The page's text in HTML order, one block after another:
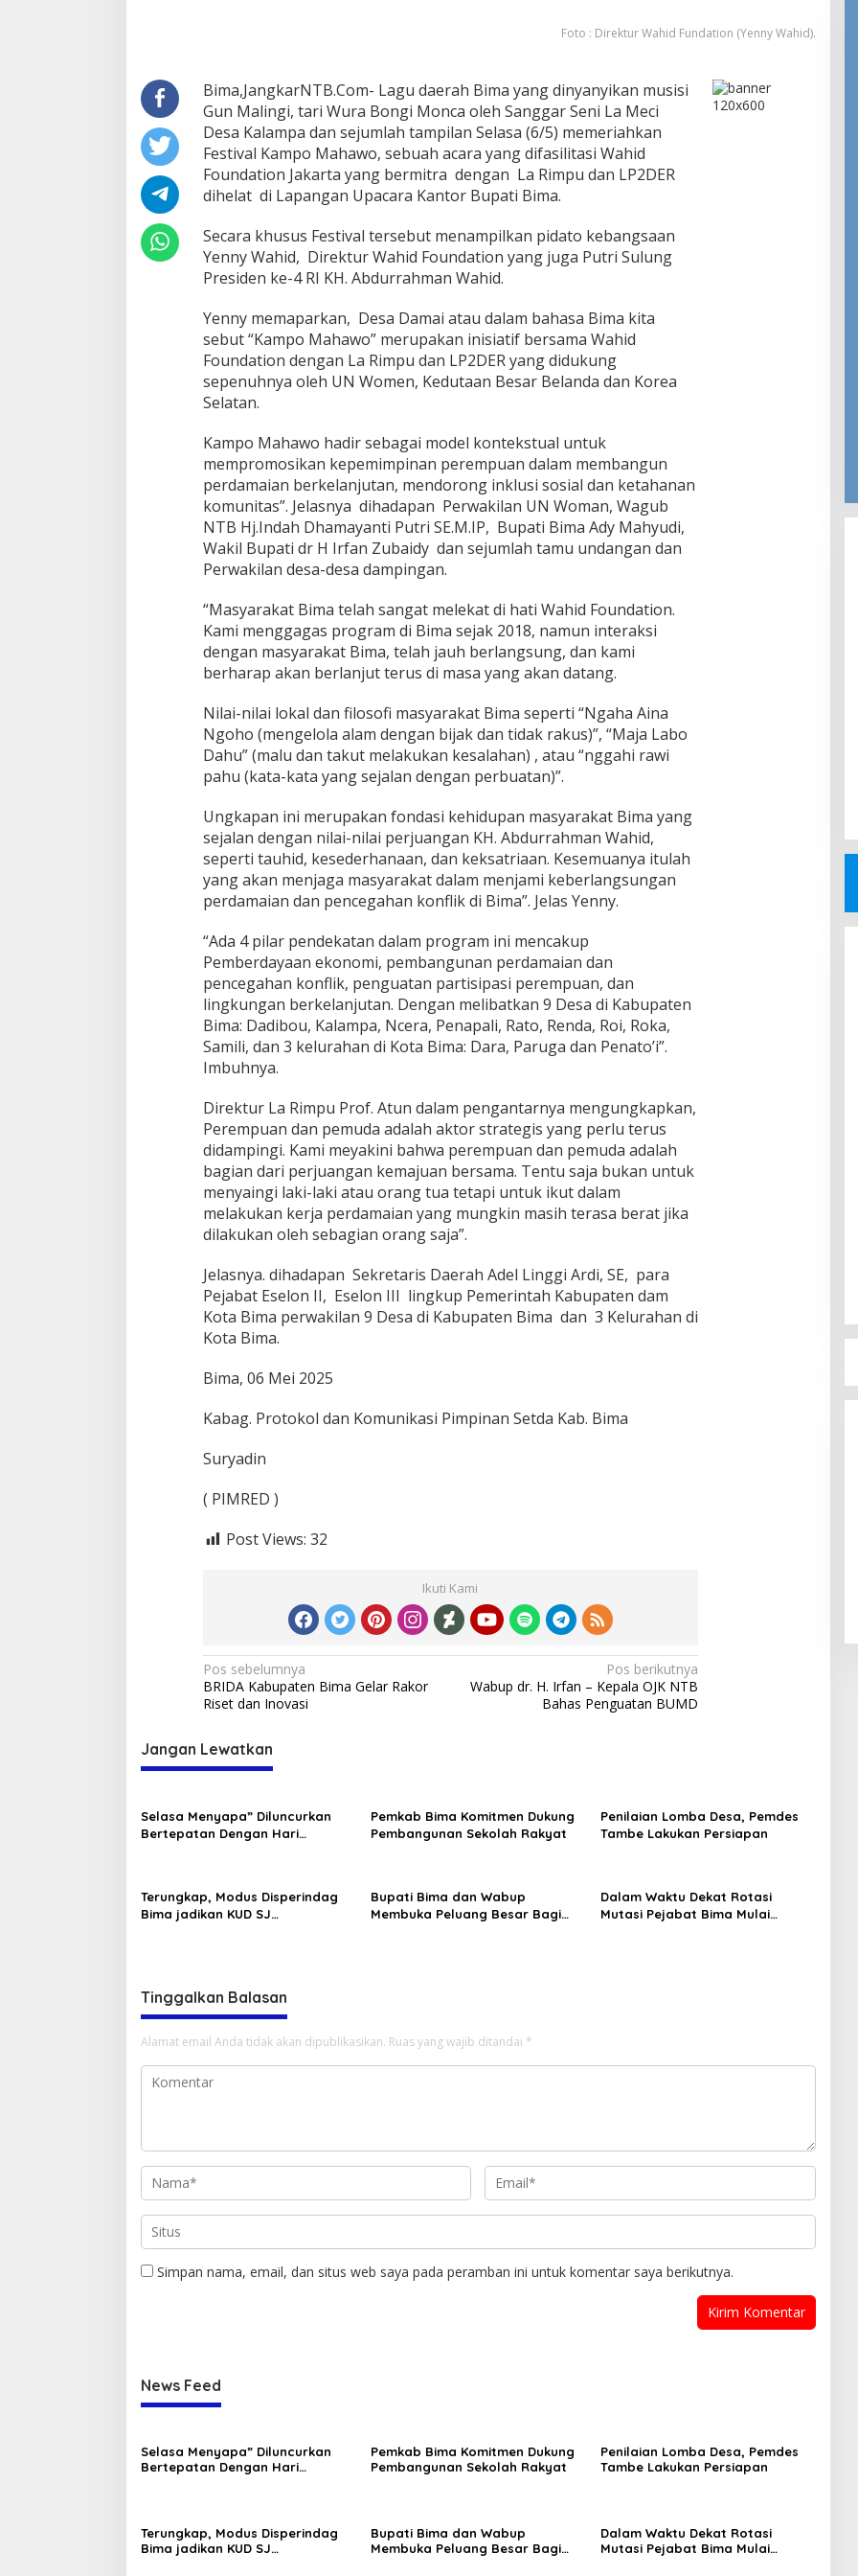
Foto : Direktur Wahid Fundation (Yenny Wahid).
Bima,JangkarNTB.Com- Lagu daerah Bima yang dinyanyikan musisi
Gun Malingi, tari Wura Bongi Monca oleh Sanggar Seni La Meci
Desa Kalampa dan sejumlah tampilan Selasa (6/5) memeriahkan
Festival Kampo Mahawo, sebuah acara yang difasilitasi Wahid
Foundation Jakarta yang bermitra dengan La Rimpu dan LP2DER
dihelat di Lapangan Upacara Kantor Bupati Bima.
Secara khusus Festival tersebut menampilkan pidato kebangsaan
Yenny Wahid, Direktur Wahid Foundation yang juga Putri Sulung
Presiden ke-4 RI KH. Abdurrahman Wahid.
Yenny memaparkan, Desa Damai atau dalam bahasa Bima kita
sebut “Kampo Mahawo” merupakan inisiatif bersama Wahid
Foundation dengan La Rimpu dan LP2DER yang didukung
sepenuhnya oleh UN Women, Kedutaan Besar Belanda dan Korea
Selatan.
Kampo Mahawo hadir sebagai model kontekstual untuk
mempromosikan kepemimpinan perempuan dalam membangun
perdamaian berkelanjutan, mendorong inklusi sosial dan ketahanan
komunitas”. Jelasnya dihadapan Perwakilan UN Woman, Wagub
NTB Hj.Indah Dhamayanti Putri SE.M.IP, Bupati Bima Ady Mahyudi,
Wakil Bupati dr H Irfan Zubaidy dan sejumlah tamu undangan dan
Perwakilan desa-desa dampingan.
“Masyarakat Bima telah sangat melekat di hati Wahid Foundation.
Kami menggagas program di Bima sejak 2018, namun interaksi
dengan masyarakat Bima, telah jauh berlangsung, dan kami
berharap akan berlanjut terus di masa yang akan datang.
Nilai-nilai lokal dan filosofi masyarakat Bima seperti “Ngaha Aina
Ngoho (mengelola alam dengan bijak dan tidak rakus)”, “Maja Labo
Dahu” (malu dan takut melakukan kesalahan) , atau “nggahi rawi
pahu (kata-kata yang sejalan dengan perbuatan)”.
Ungkapan ini merupakan fondasi kehidupan masyarakat Bima yang
sejalan dengan nilai-nilai perjuangan KH. Abdurrahman Wahid,
seperti tauhid, kesederhanaan, dan keksatriaan. Kesemuanya itulah
yang akan menjaga masyarakat dalam menjami keberlangsungan
perdamaian dan pencegahan konflik di Bima”. Jelas Yenny.
“Ada 4 pilar pendekatan dalam program ini mencakup
Pemberdayaan ekonomi, pembangunan perdamaian dan
pencegahan konflik, penguatan partisipasi perempuan, dan
lingkungan berkelanjutan. Dengan melibatkan 9 Desa di Kabupaten
Bima: Dadibou, Kalampa, Ncera, Penapali, Rato, Renda, Roi, Roka,
Samili, dan 3 kelurahan di Kota Bima: Dara, Paruga dan Penato’i”.
Imbuhnya.
Direktur La Rimpu Prof. Atun dalam pengantarnya mengungkapkan,
Perempuan dan pemuda adalah aktor strategis yang perlu terus
didampingi. Kami meyakini bahwa perempuan dan pemuda adalah
bagian dari perjuangan kemajuan bersama. Tentu saja bukan untuk
menyaingi laki-laki atau orang tua tetapi untuk ikut dalam
melakukan kerja perdamaian yang mungkin masih terasa berat jika
dilakukan oleh sebagian orang saja”.
Jelasnya. dihadapan Sekretaris Daerah Adel Linggi Ardi, SE, para
Pejabat Eselon II, Eselon III lingkup Pemerintah Kabupaten dam
Kota Bima perwakilan 9 Desa di Kabupaten Bima dan 3 Kelurahan di
Kota Bima.
Bima, 06 Mei 2025
Kabag. Protokol dan Komunikasi Pimpinan Setda Kab. Bima
Suryadin
( PIMRED )
Post Views: 32
Ikuti Kami
Navigasi
pos
Pos sebelumnya
BRIDA Kabupaten Bima Gelar Rakor
Riset dan Inovasi
Pos berikutnya
Wabup dr. H. Irfan – Kepala OJK NTB
Bahas Penguatan BUMD
Jangan Lewatkan
Selasa Menyapa” Diluncurkan
Bertepatan Dengan Hari
Pemkab Bima Komitmen Dukung
Pembangunan Sekolah Rakyat
Penilaian Lomba Desa, Pemdes
Tambe Lakukan Persiapan
Terungkap, Modus Disperindag
Bima jadikan KUD SJ
Bupati Bima dan Wabup
Membuka Peluang Besar Bagi
Dalam Waktu Dekat Rotasi
Mutasi Pejabat Bima Mulai
Tinggalkan Balasan
Alamat email Anda tidak akan dipublikasikan. Ruas yang wajib ditandai *
Simpan nama, email, dan situs web saya pada peramban ini untuk komentar saya berikutnya.
News Feed
Selasa Menyapa” Diluncurkan
Bertepatan Dengan Hari
Pemkab Bima Komitmen Dukung
Pembangunan Sekolah Rakyat
Penilaian Lomba Desa, Pemdes
Tambe Lakukan Persiapan
Terungkap, Modus Disperindag
Bima jadikan KUD SJ
Bupati Bima dan Wabup
Membuka Peluang Besar Bagi
Dalam Waktu Dekat Rotasi
Mutasi Pejabat Bima Mulai
Serap Aspirasi Warga,